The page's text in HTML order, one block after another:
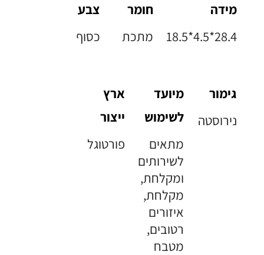
מידה
18.5*4.5*28.4
חומר
מתכת
צבע
כסוף
גימור
נירוסטה
מיועד
לשימוש
מתאים
לשירותים
ומקלחת,
מקלחת,
איזורים
רטובים,
מטבח
ארץ
ייצור
פורטוגל